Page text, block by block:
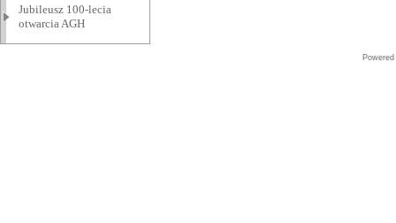
Jubileusz 100-lecia
otwarcia AGH